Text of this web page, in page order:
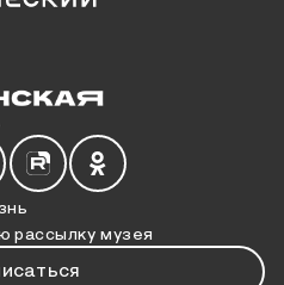
рассылку музея